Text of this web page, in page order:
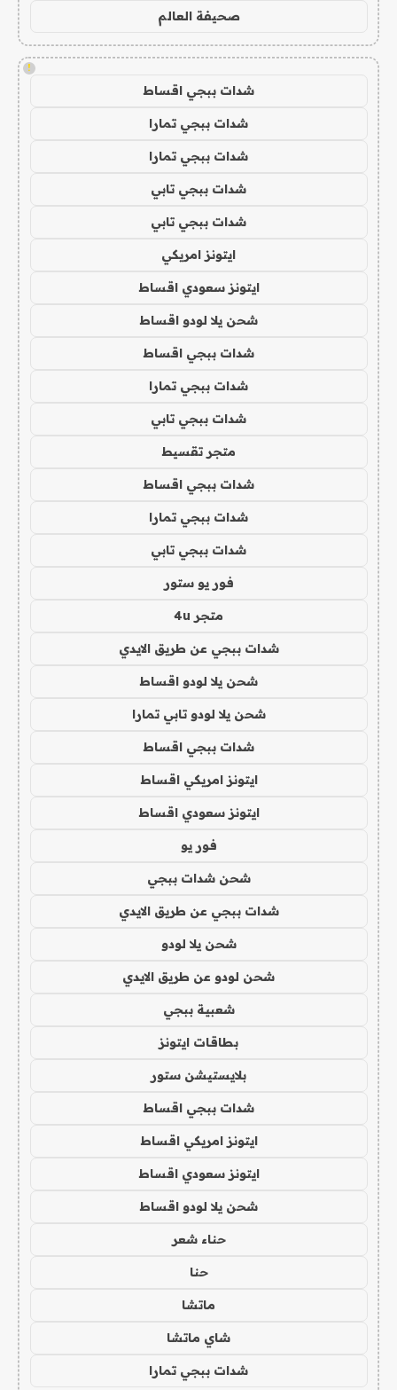
صحيفة العالم
!
شدات ببجي اقساط
شدات ببجي تمارا
شدات ببجي تمارا
شدات ببجي تابي
شدات ببجي تابي
ايتونز امريكي
ايتونز سعودي اقساط
شحن يلا لودو اقساط
شدات ببجي اقساط
شدات ببجي تمارا
شدات ببجي تابي
متجر تقسيط
شدات ببجي اقساط
شدات ببجي تمارا
شدات ببجي تابي
فور يو ستور
متجر 4u
شدات ببجي عن طريق الايدي
شحن يلا لودو اقساط
شحن يلا لودو تابي تمارا
شدات ببجي اقساط
ايتونز امريكي اقساط
ايتونز سعودي اقساط
فور يو
شحن شدات ببجي
شدات ببجي عن طريق الايدي
شحن يلا لودو
شحن لودو عن طريق الايدي
شعبية ببجي
بطاقات ايتونز
بلايستيشن ستور
شدات ببجي اقساط
ايتونز امريكي اقساط
ايتونز سعودي اقساط
شحن يلا لودو اقساط
حناء شعر
حنا
ماتشا
شاي ماتشا
شدات ببجي تمارا